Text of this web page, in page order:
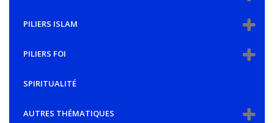
PILIERS ISLAM
PILIERS FOI
SPIRITUALITÉ
AUTRES THÉMATIQUES